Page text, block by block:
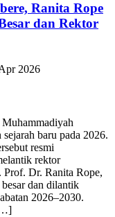
Ranita Rope
dan Rektor
2026
baru pada 2026.
resmi
rektor
Prof. Dr. Ranita Rope,
dan dilantik
2026–2030.